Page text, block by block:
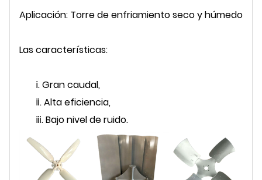
Aplicación: Torre de enfriamiento seco y húmedo
Las características:
ⅰ. Gran caudal,
ⅱ. Alta eficiencia,
ⅲ. Bajo nivel de ruido.